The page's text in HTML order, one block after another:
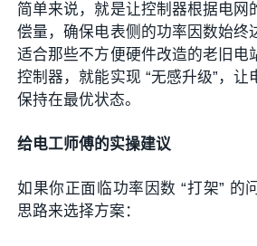
简单来说，就是让控制器根据电网
偿量，确保电表侧的功率因数始终
适合那些不方便硬件改造的老旧电
控制器，就能实现 “无感升级”，让
保持在最优状态。
给电工师傅的实操建议
如果你正面临功率因数 “打架” 的
思路来选择方案：